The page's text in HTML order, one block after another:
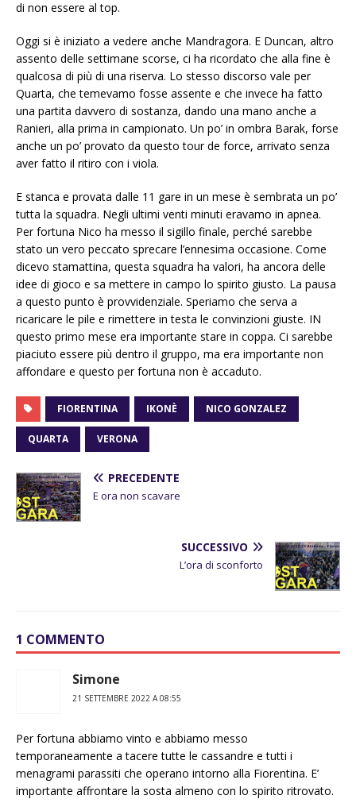
di non essere al top.
Oggi si è iniziato a vedere anche Mandragora. E Duncan, altro
assento delle settimane scorse, ci ha ricordato che alla fine è
qualcosa di più di una riserva. Lo stesso discorso vale per
Quarta, che temevamo fosse assente e che invece ha fatto
una partita davvero di sostanza, dando una mano anche a
Ranieri, alla prima in campionato. Un po’ in ombra Barak, forse
anche un po’ provato da questo tour de force, arrivato senza
aver fatto il ritiro con i viola.
E stanca e provata dalle 11 gare in un mese è sembrata un po’
tutta la squadra. Negli ultimi venti minuti eravamo in apnea.
Per fortuna Nico ha messo il sigillo finale, perché sarebbe
stato un vero peccato sprecare l’ennesima occasione. Come
dicevo stamattina, questa squadra ha valori, ha ancora delle
idee di gioco e sa mettere in campo lo spirito giusto. La pausa
a questo punto è provvidenziale. Speriamo che serva a
ricaricare le pile e rimettere in testa le convinzioni giuste. IN
questo primo mese era importante stare in coppa. Ci sarebbe
piaciuto essere più dentro il gruppo, ma era importante non
affondare e questo per fortuna non è accaduto.
FIORENTINA IKONÈ NICO GONZALEZ
QUARTA VERONA
PRECEDENTE
E ora non scavare
SUCCESSIVO
L’ora di sconforto
1 COMMENTO
Simone
21 SETTEMBRE 2022 A 08:55
Per fortuna abbiamo vinto e abbiamo messo
temporaneamente a tacere tutte le cassandre e tutti i
menagrami parassiti che operano intorno alla Fiorentina. E’
importante affrontare la sosta almeno con lo spirito ritrovato.